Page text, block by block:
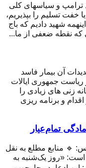
ترامپ و سیاسهای کلی
خفت تسلیم را بپذیریم،
شهید دادیم که باج
که نقطه ضعفی از ما...
آن بیمار فاسد
ریاست جمهوری ایالات
زنی های زیادی را
و برنامه ریزی
تمام‌عیار
🔹 منابع مطلع به نقل
است: «روز یک‌شنبه به